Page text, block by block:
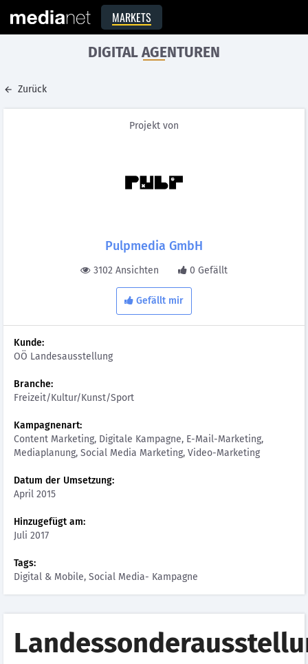
MARKETS
DIGITAL AGENTUREN
Zurück
Projekt von
Pulpmedia GmbH
3102 Ansichten 0 Gefällt
Gefällt mir
Kunde:
OÖ Landesausstellung
Branche:
Freizeit/Kultur/Kunst/Sport
Kampagnenart:
Content Marketing, Digitale Kampagne, E-Mail-Marketing,
Mediaplanung, Social Media Marketing, Video-Marketing
Datum der Umsetzung:
April 2015
Hinzugefügt am:
Juli 2017
Tags:
Digital & Mobile, Social Media- Kampagne